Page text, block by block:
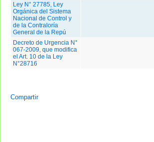
Ley N° 27785, Ley
Orgánica del Sistema
Nacional de Control y
de la Contraloría
General de la Repú
Decreto de Urgencia N°
067-2009, que modifica
el Art. 10 de la Ley
N°28716
Compartir